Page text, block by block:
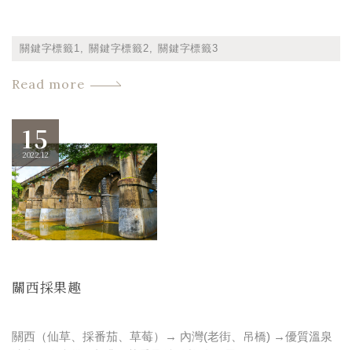
關鍵字標籤1 關鍵字標籤2 關鍵字標籤3
Read more
15
2022.12
關西採果趣
關西（仙草、採番茄、草莓）→ 內灣(老街、吊橋) →優質溫泉